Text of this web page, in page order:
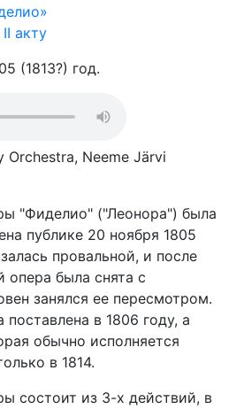
акту
(1813?) год.
Orchestra, Neeme Järvi
"Фиделио" ("Леонора") была
публике 20 ноября 1805
провальной, и после
опера была снята с
занялся ее пересмотром.
в 1806 году, а
обычно исполняется
в 1814.
состоит из 3-х действий, в